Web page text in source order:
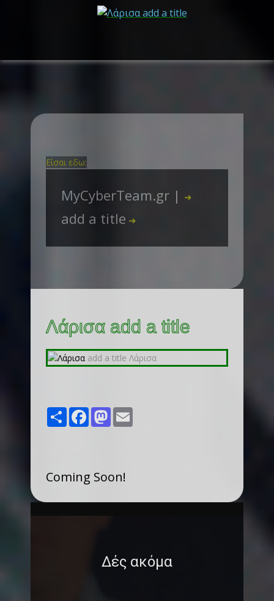
Είσαι εδω:
MyCyberTeam.gr | ➜
add a title ➜
Λάρισα add a title
Share FacebookMastodon
Coming Soon!
Δές ακόμα